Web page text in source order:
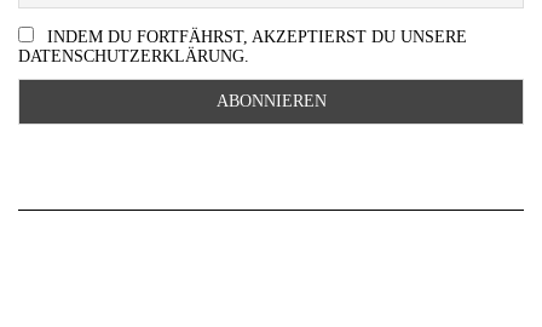
INDEM DU FORTFÄHRST, AKZEPTIERST DU UNSERE
DATENSCHUTZERKLÄRUNG.